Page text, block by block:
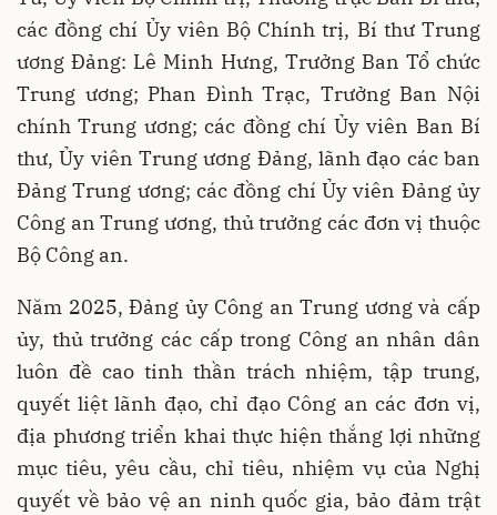
các đồng chí Ủy viên Bộ Chính trị, Bí thư Trung
ương Đảng: Lê Minh Hưng, Trưởng Ban Tổ chức
Trung ương; Phan Đình Trạc, Trưởng Ban Nội
chính Trung ương; các đồng chí Ủy viên Ban Bí
thư, Ủy viên Trung ương Đảng, lãnh đạo các ban
Đảng Trung ương; các đồng chí Ủy viên Đảng ủy
Công an Trung ương, thủ trưởng các đơn vị thuộc
Bộ Công an.
Năm 2025, Đảng ủy Công an Trung ương và cấp
ủy, thủ trưởng các cấp trong Công an nhân dân
luôn đề cao tinh thần trách nhiệm, tập trung,
quyết liệt lãnh đạo, chỉ đạo Công an các đơn vị,
địa phương triển khai thực hiện thắng lợi những
mục tiêu, yêu cầu, chỉ tiêu, nhiệm vụ của Nghị
quyết về bảo vệ an ninh quốc gia, bảo đảm trật